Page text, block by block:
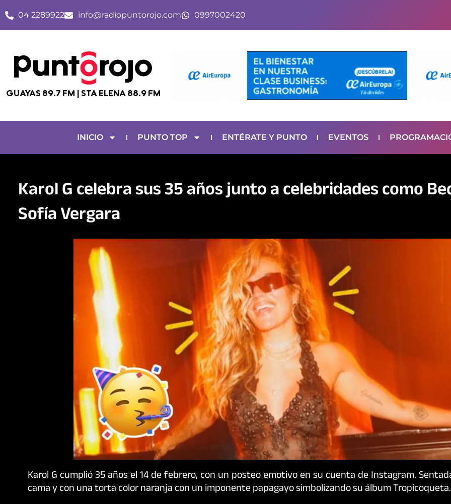
contenido
04 2289922 info@radiopuntorojo.com 0997002420
GUAYAS 89.7 FM | STA ELENA 88.9 FM
INICIO PUNTO TOP ENTÉRATE Y PUNTO EVENTOS
Karol G celebra sus 35 años junto a celebridades como
Sofía Vergara
Karol G cumplió 35 años el 14 de febrero, con un posteo emotivo en su cuenta de Instagram.
cama y con una torta color naranja con un imponente papagayo simbolizando su álbum Tropicoqueta.